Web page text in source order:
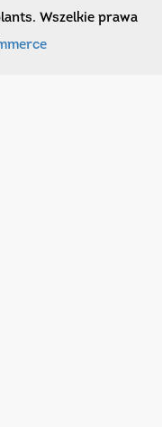
Wszelkie prawa